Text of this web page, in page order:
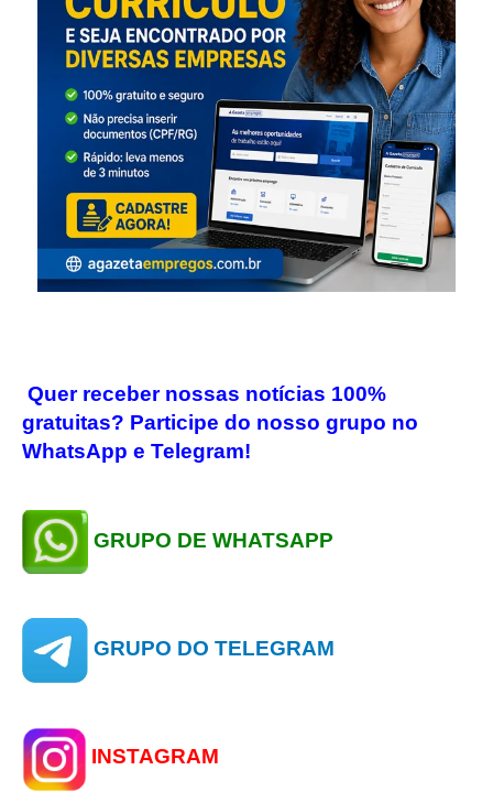
Quer receber nossas notícias 100%
gratuitas? Participe do nosso grupo no
WhatsApp e Telegram!
GRUPO DE WHATSAPP
GRUPO DO TELEGRAM
INSTAGRAM